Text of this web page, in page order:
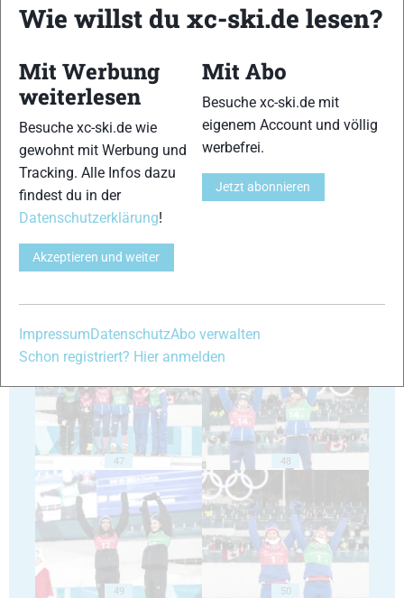
41 42
43 44
45
47 48
49 50
Wie willst du xc-ski.de lesen?
Mit Werbung
weiterlesen
Besuche xc-ski.de wie
gewohnt mit Werbung und
Tracking. Alle Infos dazu
findest du in der
Datenschutzerklärung!
Akzeptieren und weiter
Mit Abo
Besuche xc-ski.de mit
eigenem Account und völlig
werbefrei.
Jetzt abonnieren
ImpressumDatenschutzAbo verwalten
Schon registriert? Hier anmelden